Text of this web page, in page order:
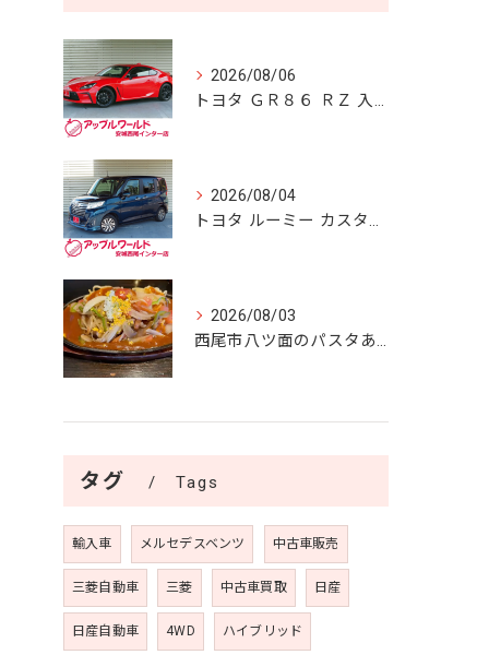
2026/08/06
トヨタ ＧＲ８６ ＲＺ 入庫しました！！
2026/08/04
トヨタ ルーミー カスタムＧ Ｓ 入庫しました！！
2026/08/03
西尾市八ツ面のパスタあん庵🍝
タグ Tags
輸入車 メルセデスベンツ 中古車販売
三菱自動車 三菱 中古車買取 日産
日産自動車 4WD ハイブリッド